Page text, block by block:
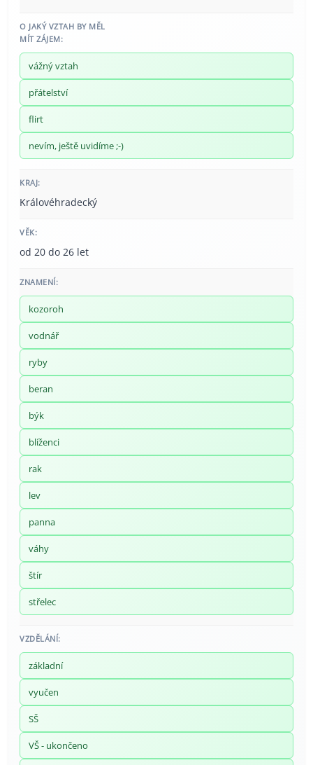
O JAKÝ VZTAH BY MĚL
MÍT ZÁJEM:
vážný vztah
přátelství
flirt
nevím, ještě uvidíme ;-)
KRAJ:
Královéhradecký
VĚK:
od 20 do 26 let
ZNAMENÍ:
kozoroh
vodnář
ryby
beran
býk
blíženci
rak
lev
panna
váhy
štír
střelec
VZDĚLÁNÍ:
základní
vyučen
SŠ
VŠ - ukončeno